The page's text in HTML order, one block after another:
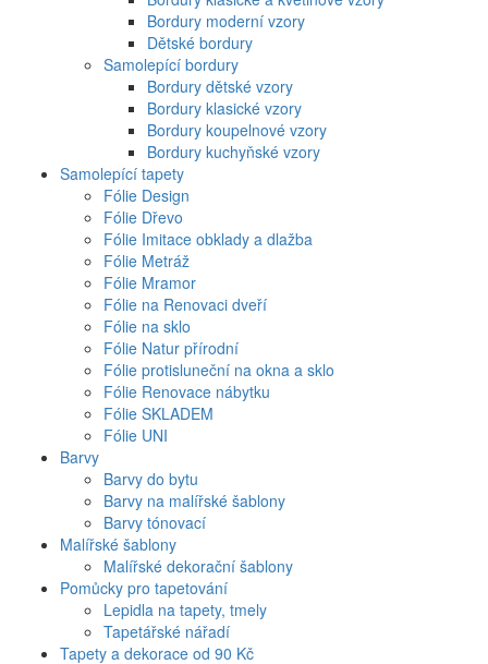
Bordury moderní vzory
Dětské bordury
Samolepící bordury
Bordury dětské vzory
Bordury klasické vzory
Bordury koupelnové vzory
Bordury kuchyňské vzory
Samolepící tapety
Fólie Design
Fólie Dřevo
Fólie Imitace obklady a dlažba
Fólie Metráž
Fólie Mramor
Fólie na Renovaci dveří
Fólie na sklo
Fólie Natur přírodní
Fólie protisluneční na okna a sklo
Fólie Renovace nábytku
Fólie SKLADEM
Fólie UNI
Barvy
Barvy do bytu
Barvy na malířské šablony
Barvy tónovací
Malířské šablony
Malířské dekorační šablony
Pomůcky pro tapetování
Lepidla na tapety, tmely
Tapetářské nářadí
Tapety a dekorace od 90 Kč